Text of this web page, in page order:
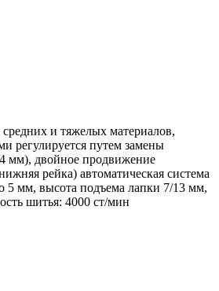
и тяжелых материалов,
регулируется путем замены
мм), двойное продвижение
рейка) автоматическая система
5 мм, высота подъема лапки 7/13 мм,
шитья: 4000 ст/мин